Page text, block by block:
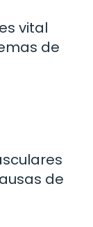
vital
de
de